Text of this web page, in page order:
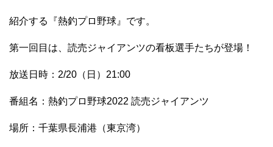
紹介する『熱釣プロ野球』です。
第一回目は、読売ジャイアンツの看板選手たちが登場！
放送日時：2/20（日）21:00
番組名：熱釣プロ野球2022 読売ジャイアンツ
場所：千葉県長浦港（東京湾）